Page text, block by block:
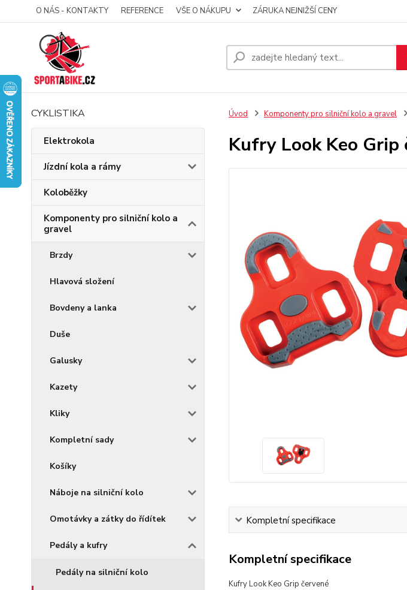
O NÁS - KONTAKTY REFERENCE VŠE O NÁKUPU ZÁRUKA NEJNIŽŠÍ CENY
CYKLISTIKA
Elektrokola
Jízdní kola a rámy
Koloběžky
Komponenty pro silniční kolo a
gravel
Brzdy
Hlavová složení
Bovdeny a lanka
Duše
Galusky
Kazety
Kliky
Kompletní sady
Košíky
Náboje na silniční kolo
Omotávky a zátky do řídítek
Pedály a kufry
Pedály na silniční kolo
Úvod Komponenty pro silniční kolo a gravel
Kufry Look Keo Grip
Kompletní specifikace
Kompletní specifikace
Kufry Look Keo Grip červené